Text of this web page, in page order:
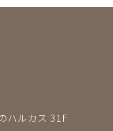
ハルカス 31F